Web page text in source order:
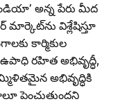
అన్న పేరు మీద
విశ్లేషిస్తూ
కార్మికుల
రహిత అభివృద్ధీ,
అభివృద్ధికి
పెంచుతుందని